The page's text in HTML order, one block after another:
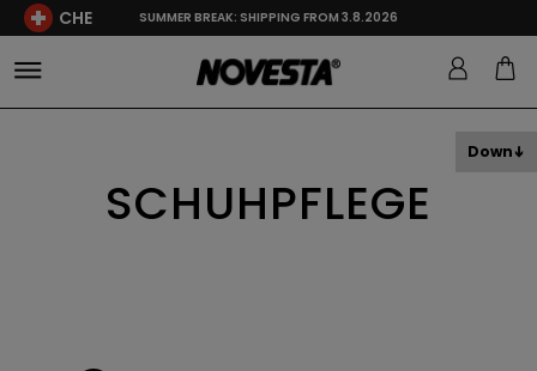
CHE SUMMER BREAK: SHIPPING FROM 3.8.2026
SCHUHPFLEGE
Down